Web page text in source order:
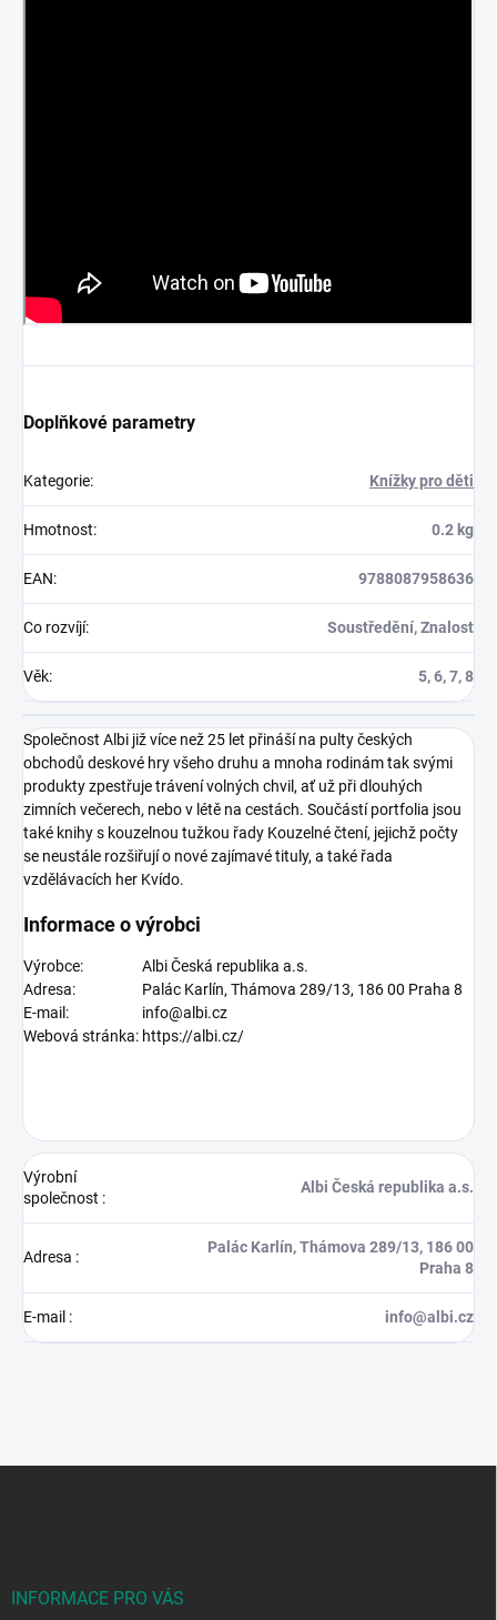
Doplňkové parametry
Kategorie: Knížky pro děti
Hmotnost: 0.2 kg
EAN: 9788087958636
Co rozvíjí: Soustředění, Znalost
Věk: 5, 6, 7, 8
Společnost Albi již více než 25 let přináší na pulty českých
obchodů deskové hry všeho druhu a mnoha rodinám tak svými
produkty zpestřuje trávení volných chvil, ať už při dlouhých
zimních večerech, nebo v létě na cestách. Součástí portfolia jsou
také knihy s kouzelnou tužkou řady Kouzelné čtení, jejichž počty
se neustále rozšiřují o nové zajímavé tituly, a také řada
vzdělávacích her Kvído.
Informace o výrobci
Výrobce:
Albi Česká republika a.s.
Adresa:
Palác Karlín, Thámova 289/13, 186 00 Praha 8
E-mail:
info@albi.cz
Webová stránka: https://albi.cz/
Výrobní
společnost :
Albi Česká republika a.s.
Adresa :
Palác Karlín, Thámova 289/13, 186 00
Praha 8
E-mail : info@albi.cz
INFORMACE PRO VÁS